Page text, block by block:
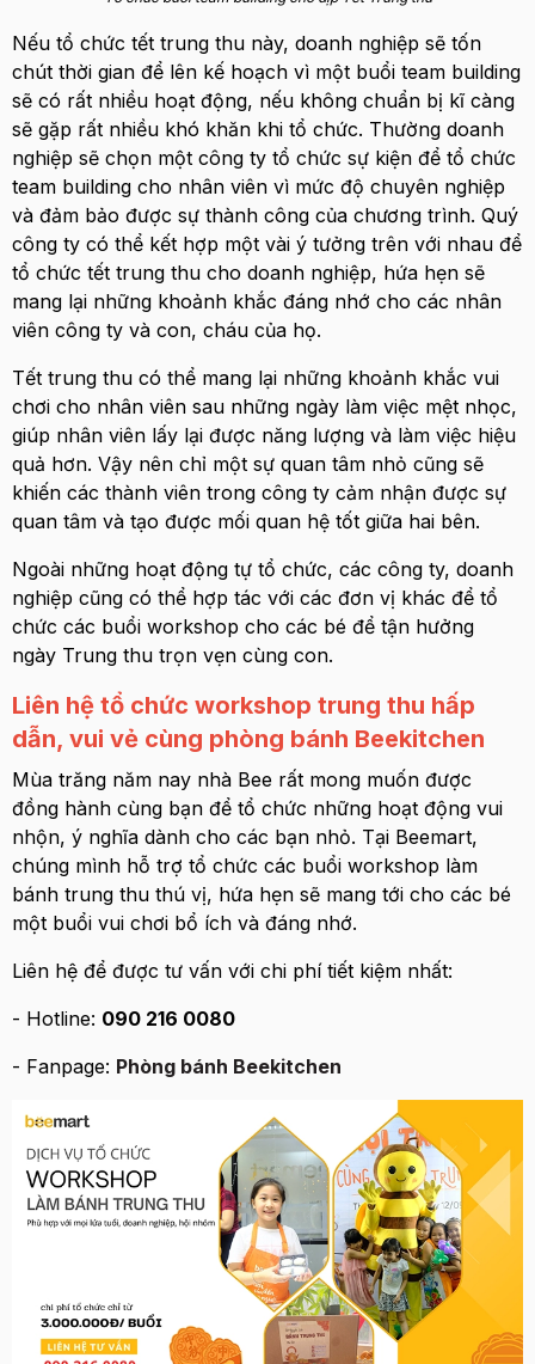
Nếu tổ chức tết trung thu này, doanh nghiệp sẽ tốn
chút thời gian để lên kế hoạch vì một buổi team building
sẽ có rất nhiều hoạt động, nếu không chuẩn bị kĩ càng
sẽ gặp rất nhiều khó khăn khi tổ chức. Thường doanh
nghiệp sẽ chọn một công ty tổ chức sự kiện để tổ chức
team building cho nhân viên vì mức độ chuyên nghiệp
và đảm bảo được sự thành công của chương trình. Quý
công ty có thể kết hợp một vài ý tưởng trên với nhau để
tổ chức tết trung thu cho doanh nghiệp, hứa hẹn sẽ
mang lại những khoảnh khắc đáng nhớ cho các nhân
viên công ty và con, cháu của họ.
Tết trung thu có thể mang lại những khoảnh khắc vui
chơi cho nhân viên sau những ngày làm việc mệt nhọc,
giúp nhân viên lấy lại được năng lượng và làm việc hiệu
quả hơn. Vậy nên chỉ một sự quan tâm nhỏ cũng sẽ
khiến các thành viên trong công ty cảm nhận được sự
quan tâm và tạo được mối quan hệ tốt giữa hai bên.
Ngoài những hoạt động tự tổ chức, các công ty, doanh
nghiệp cũng có thể hợp tác với các đơn vị khác để tổ
chức các buổi workshop cho các bé để tận hưởng
ngày Trung thu trọn vẹn cùng con.
Liên hệ tổ chức workshop trung thu hấp
dẫn, vui vẻ cùng phòng bánh Beekitchen
Mùa trăng năm nay nhà Bee rất mong muốn được
đồng hành cùng bạn để tổ chức những hoạt động vui
nhộn, ý nghĩa dành cho các bạn nhỏ. Tại Beemart,
chúng mình hỗ trợ tổ chức các buổi workshop làm
bánh trung thu thú vị, hứa hẹn sẽ mang tới cho các bé
một buổi vui chơi bổ ích và đáng nhớ.
Liên hệ để được tư vấn với chi phí tiết kiệm nhất:
- Hotline: 090 216 0080
- Fanpage: Phòng bánh Beekitchen